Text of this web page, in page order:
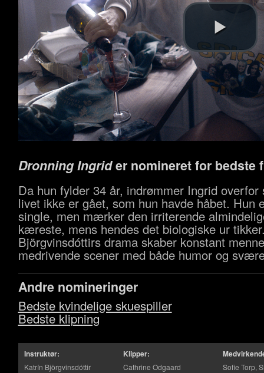
Dronning Ingrider nomineret for bedste
Da hun fylder 34 år, indrømmer Ingrid overfor
livet ikke er gået, som hun havde håbet. Hun
single, men mærker den irriterende
kæreste, mens hendes det biologiske ur
Björgvinsdóttirs drama skaber konstant
medrivende scener med både humor og
Andre nomineringer
Bedste kvindelige skuespiller
Bedste klipning
Instruktør:
Katrín Björgvinsdóttir
Klipper:
Cathrine Odgaard
Sofie Torp,